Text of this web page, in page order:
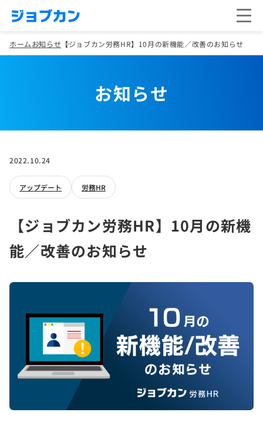
ホームお知らせ 【ジョブカン労務HR】10月の新機能／改善のお知らせ
お知らせ
2022.10.24
アップデート 労務HR
【ジョブカン労務HR】10月の新機
能／改善のお知らせ